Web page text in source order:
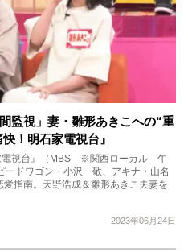
監視」妻・雛形あきこへの“重
！明石家電視台』
電視台』（MBS ※関西ローカル 午
ドワゴン・小沢一敬、アキナ・山名
指南。天野浩成＆雛形あきこ夫妻を
2023年06月24日